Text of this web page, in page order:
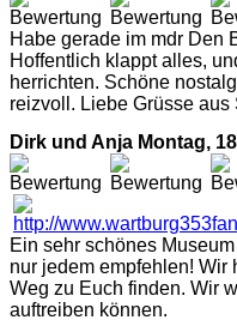
Habe gerade im mdr Den
Hoffentlich klappt alles,
herrichten. Schöne
reizvoll. Liebe Grüsse
Dirk und Anja Montag,
Ein sehr schönes
nur jedem empfehlen! Wir
Weg zu Euch finden. Wir
auftreiben können.